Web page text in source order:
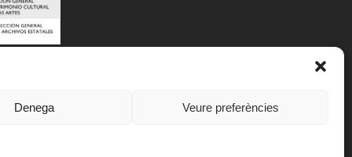
Denega Veure preferències